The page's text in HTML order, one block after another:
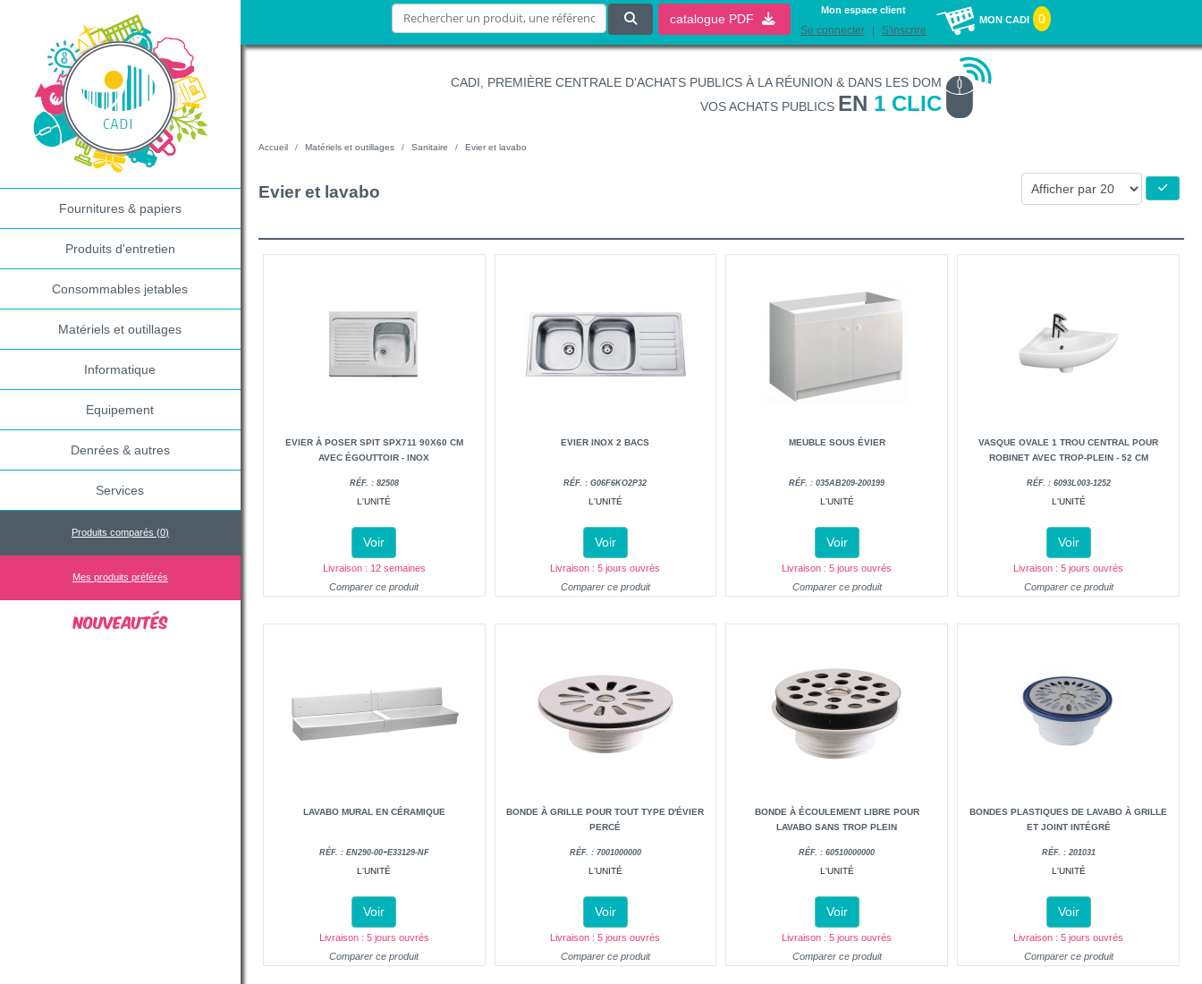
Fournitures & papiers
Produits d'entretien
Consommables jetables
Matériels et outillages
Informatique
Equipement
Denrées & autres
Services
Produits comparés (0)
Mes produits préférés
catalogue PDF
Mon espace client
Se connecter S'inscrire
MON CADI 0
CADI, PREMIÈRE CENTRALE D'ACHATS PUBLICS À LA RÉUNION & DANS LES DOM
VOS ACHATS PUBLICS EN 1 CLIC
Accueil Matériels et outillages Sanitaire Evier et lavabo
Evier et lavabo
EVIER À POSER SPIT SPX711 90X60 CM
AVEC ÉGOUTTOIR - INOX
RÉF. : 82508
L'UNITÉ
Voir
Livraison : 12 semaines
Comparer ce produit
EVIER INOX 2 BACS
RÉF. : G06F6KO2P32
L'UNITÉ
Voir
Livraison : 5 jours ouvrés
Comparer ce produit
MEUBLE SOUS ÉVIER
RÉF. : 035AB209-200199
L'UNITÉ
Voir
Livraison : 5 jours ouvrés
Comparer ce produit
VASQUE OVALE 1 TROU CENTRAL POUR
ROBINET AVEC TROP-PLEIN - 52 CM
RÉF. : 6093L003-1252
L'UNITÉ
Voir
Livraison : 5 jours ouvrés
Comparer ce produit
LAVABO MURAL EN CÉRAMIQUE
RÉF. : EN290-00+E33129-NF
L'UNITÉ
Voir
Livraison : 5 jours ouvrés
Comparer ce produit
BONDE À GRILLE POUR TOUT TYPE D'ÉVIER
PERCÉ
RÉF. : 7001000000
L'UNITÉ
Voir
Livraison : 5 jours ouvrés
Comparer ce produit
BONDE À ÉCOULEMENT LIBRE POUR
LAVABO SANS TROP PLEIN
RÉF. : 60510000000
L'UNITÉ
Voir
Livraison : 5 jours ouvrés
Comparer ce produit
BONDES PLASTIQUES DE LAVABO À GRILLE
ET JOINT INTÉGRÉ
RÉF. : 201031
L'UNITÉ
Voir
Livraison : 5 jours ouvrés
Comparer ce produit